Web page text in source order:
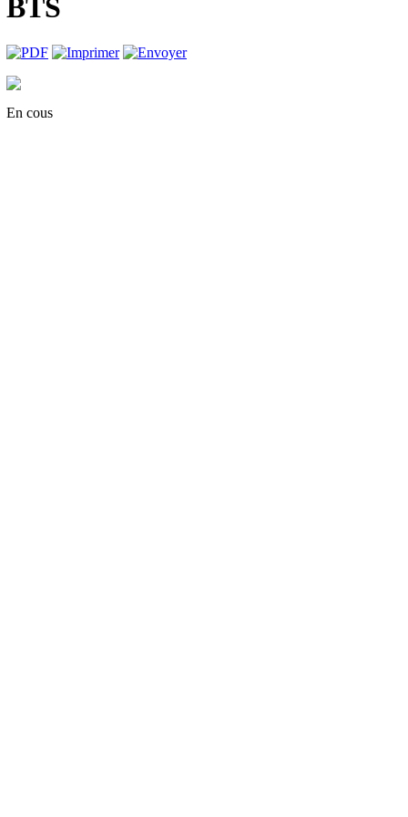
BTS
En cous